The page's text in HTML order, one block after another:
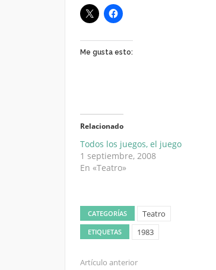
Me gusta esto:
Relacionado
Todos los juegos, el juego
1 septiembre, 2008
En «Teatro»
CATEGORÍAS Teatro
ETIQUETAS 1983
Artículo anterior